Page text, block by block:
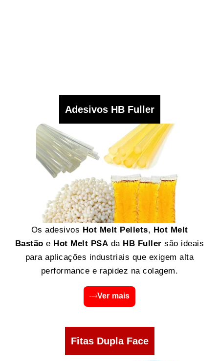
Adesivos HB Fuller
Os adesivos Hot Melt Pellets, Hot Melt
Bastão e Hot Melt PSA da HB Fuller são ideais
para aplicações industriais que exigem alta
performance e rapidez na colagem.
Ver mais
Fitas Dupla Face